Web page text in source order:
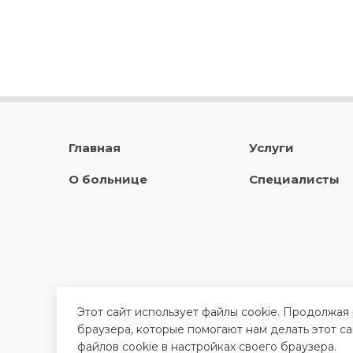
Главная
О больнице
Услуги
Специалисты
Этот сайт использует файлы cookie.
браузера, которые помогают нам делать этот
файлов cookie в настройках своего браузера.